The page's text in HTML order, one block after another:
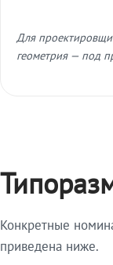
Для
геометрия — под
Конкретные
приведена ниже.